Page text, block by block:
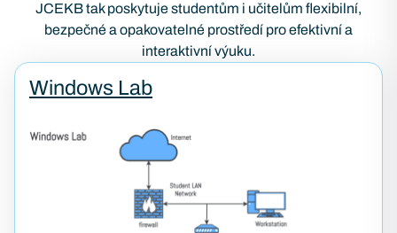
JCEKB tak poskytuje studentům i učitelům flexibilní,
bezpečné a opakovatelné prostředí pro efektivní a
interaktivní výuku.
Windows Lab